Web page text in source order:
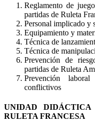
Reglamento de
partidas de Ruleta
Personal implicado y
Equipamiento y
Técnica de
Técnica de
Prevención de
partidas de Ruleta
Prevención
conflictivos
UNIDAD
RULETA FRANCESA